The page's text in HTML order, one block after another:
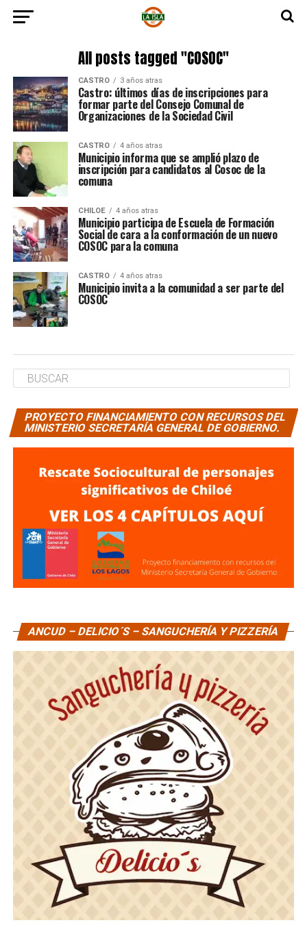
All posts tagged "COSOC"
CASTRO 3 años atras
Castro: últimos días de inscripciones para
formar parte del Consejo Comunal de
Organizaciones de la Sociedad Civil
CASTRO 4 años atras
Municipio informa que se amplió plazo de
inscripción para candidatos al Cosoc de la
comuna
CHILOE 4 años atras
Municipio participa de Escuela de Formación
Social de cara a la conformación de un nuevo
COSOC para la comuna
CASTRO 4 años atras
Municipio invita a la comunidad a ser parte del
COSOC
PROYECTO FINANCIAMIENTO CON RECURSOS DEL
MINISTERIO SECRETARÍA GENERAL DE GOBIERNO.
ANCUD – DELICIO´S – SANGUCHERÍA Y PIZZERÍA